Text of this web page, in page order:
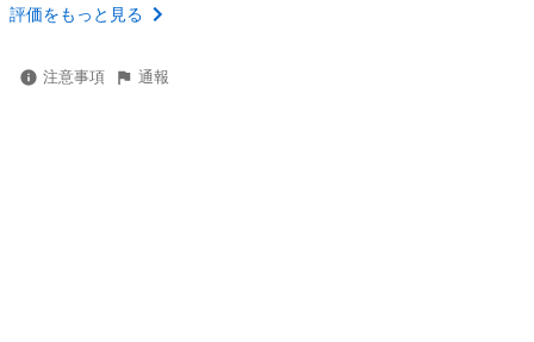
評価をもっと見る
注意事項 通報